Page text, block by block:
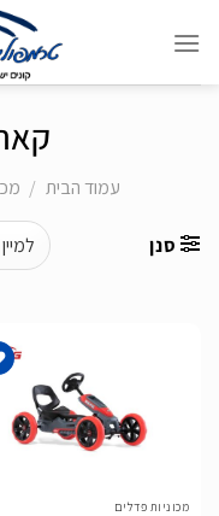
עמוד הבית /
סנן
מכוניות פדלים